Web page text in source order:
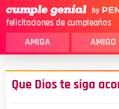
felicitaciones de cumpleaños
AMIGA AMIGO
MAMA
Que Dios te siga